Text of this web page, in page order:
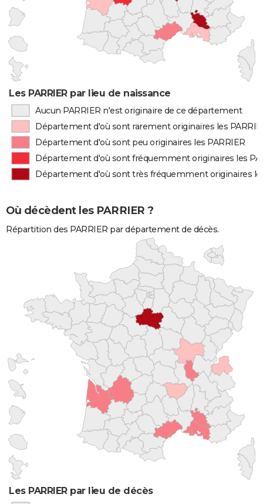
Les PARRIER par lieu de naissance
Aucun PARRIER n'est originaire de ce département
Département d'où sont rarement originaires les
Département d'où sont peu originaires les PARRIER
Département d'où sont fréquemment originaires les
Département d'où sont très fréquemment originaires
Où décèdent les PARRIER ?
Répartition des PARRIER par département de décès.
Les PARRIER par lieu de décès